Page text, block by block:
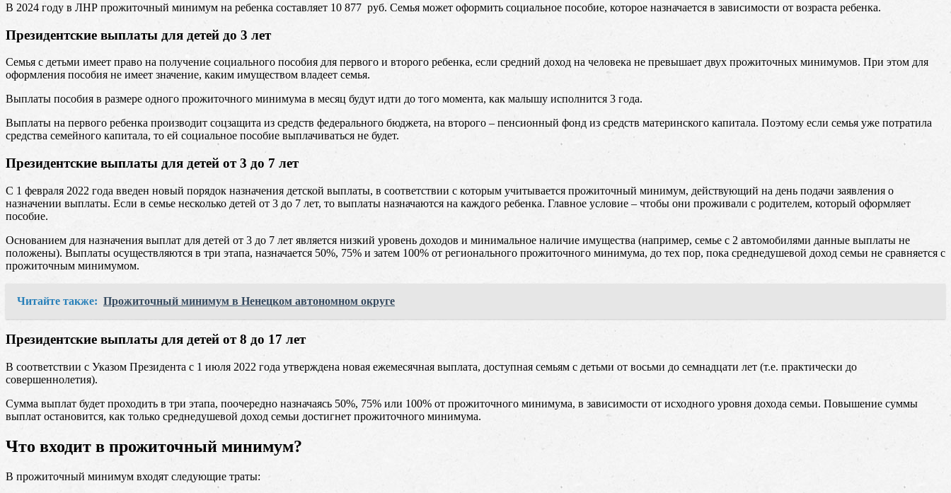
В 2024 году в ЛНР прожиточный минимум на ребенка составляет 10 877 руб. Семья может оформить социальное пособие, которое назначается в зависимости от возраста ребенка.
Президентские выплаты для детей до 3 лет
Семья с детьми имеет право на получение социального пособия для первого и второго ребенка, если средний доход на человека не превышает двух прожиточных минимумов. При этом для
оформления пособия не имеет значение, каким имуществом владеет семья.
Выплаты пособия в размере одного прожиточного минимума в месяц будут идти до того момента, как малышу исполнится 3 года.
Выплаты на первого ребенка производит соцзащита из средств федерального бюджета, на второго – пенсионный фонд из средств материнского капитала. Поэтому если семья уже потратила
средства семейного капитала, то ей социальное пособие выплачиваться не будет.
Президентские выплаты для детей от 3 до 7 лет
С 1 февраля 2022 года введен новый порядок назначения детской выплаты, в соответствии с которым учитывается прожиточный минимум, действующий на день подачи заявления о
назначении выплаты. Если в семье несколько детей от 3 до 7 лет, то выплаты назначаются на каждого ребенка. Главное условие – чтобы они проживали с родителем, который оформляет
пособие.
Основанием для назначения выплат для детей от 3 до 7 лет является низкий уровень доходов и минимальное наличие имущества (например, семье с 2 автомобилями данные выплаты не
положены). Выплаты осуществляются в три этапа, назначается 50%, 75% и затем 100% от регионального прожиточного минимума, до тех пор, пока среднедушевой доход семьи не сравняется с
прожиточным минимумом.
Читайте также: Прожиточный минимум в Ненецком автономном округе
Президентские выплаты для детей от 8 до 17 лет
В соответствии с Указом Президента с 1 июля 2022 года утверждена новая ежемесячная выплата, доступная семьям с детьми от восьми до семнадцати лет (т.е. практически до
совершеннолетия).
Сумма выплат будет проходить в три этапа, поочередно назначаясь 50%, 75% или 100% от прожиточного минимума, в зависимости от исходного уровня дохода семьи. Повышение суммы
выплат остановится, как только среднедушевой доход семьи достигнет прожиточного минимума.
Что входит в прожиточный минимум?
В прожиточный минимум входят следующие траты: